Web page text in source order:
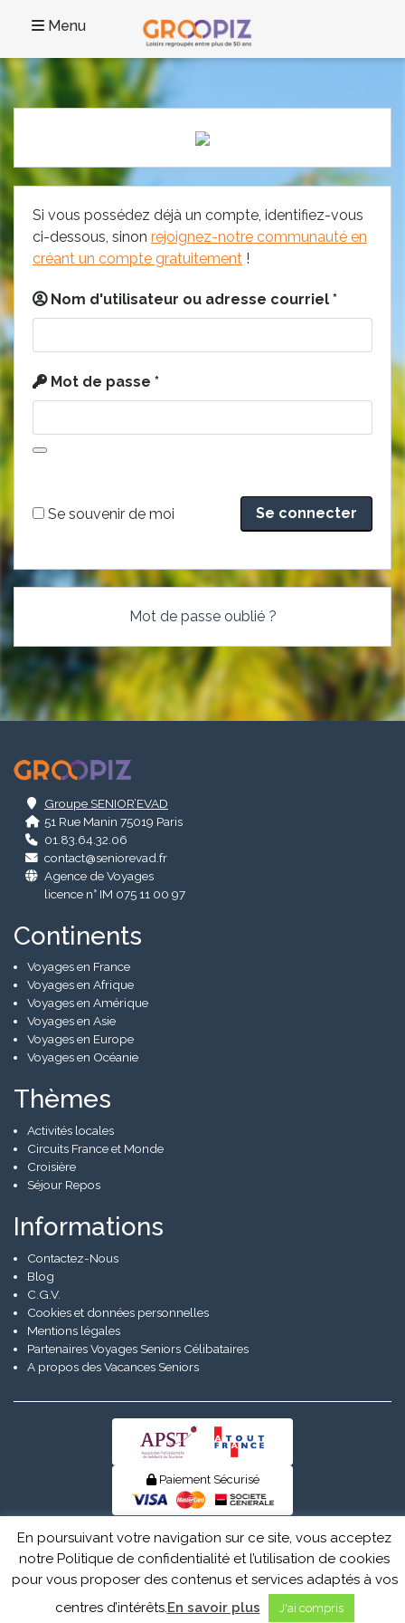
Menu
Si vous possédez déjà un compte, identifiez-vous
ci-dessous, sinon rejoignez-notre communauté en
créant un compte gratuitement !
Nom d'utilisateur ou adresse courriel *
Mot de passe *
Alternative:
Se souvenir de moi
Mot de passe oublié ?
Groupe SENIOR’EVAD
51 Rue Manin 75019 Paris
01.83.64.32.06
contact@seniorevad.fr
Agence de Voyages
licence n° IM 075 11 00 97
Continents
Voyages en France
Voyages en Afrique
Voyages en Amérique
Voyages en Asie
Voyages en Europe
Voyages en Océanie
Thèmes
Activités locales
Circuits France et Monde
Croisière
Séjour Repos
Informations
Contactez-Nous
Blog
C.G.V.
Cookies et données personnelles
Mentions légales
Partenaires Voyages Seniors Célibataires
A propos des Vacances Seniors
Paiement Sécurisé
En poursuivant votre navigation sur ce site, vous acceptez
notre Politique de confidentialité et l’utilisation de cookies
pour vous proposer des contenus et services adaptés à vos
centres d’intérêts.En savoir plus J'ai compris